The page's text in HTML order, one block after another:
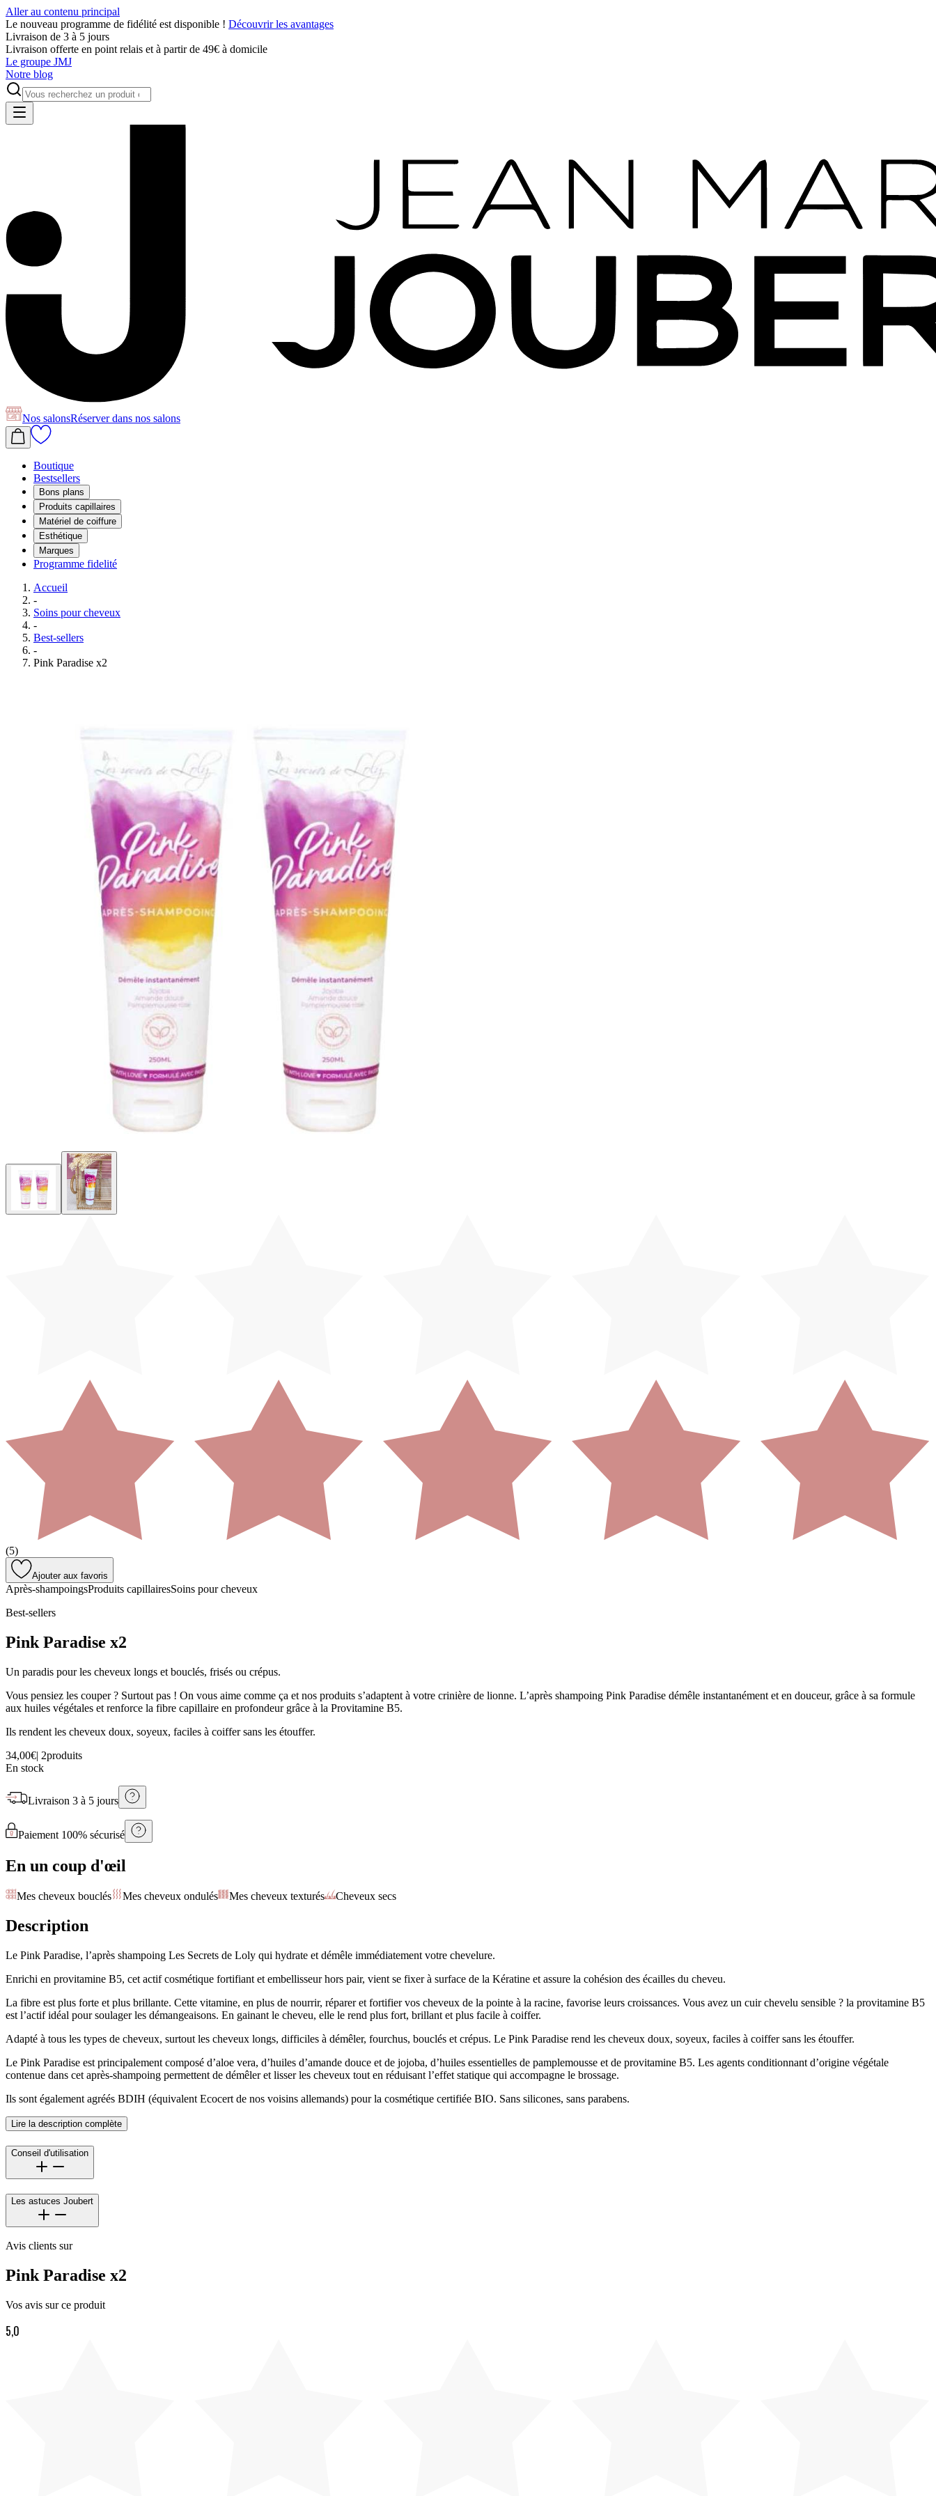
Aller au contenu principal
Le nouveau programme de fidélité est disponible ! Découvrir les avantages
Livraison de 3 à 5 jours
Livraison offerte en point relais et à partir de 49€ à domicile
Le groupe JMJ
Notre blog
Nos salonsRéserverdans nos salons
Boutique
Bestsellers
Bons plans
Produits capillaires
Matériel de coiffure
Esthétique
Marques
Programme fidelité
Accueil
-
Soins pour cheveux
-
Best-sellers
-
Pink Paradise x2
(5)
Ajouter aux favoris
Après-shampoingsProduits capillairesSoins pour cheveux
Best-sellers
Pink Paradise x2
Un paradis pour les cheveux longs et bouclés, frisés ou crépus.
Vous pensiez les couper ? Surtout pas ! On vous aime comme ça et nos produits s’adaptent à votre crinière de lionne. L’après shampoing Pink Paradise démêle instantanément et en douceur, grâce à sa formule
aux huiles végétales et renforce la fibre capillaire en profondeur grâce à la Provitamine B5.
Ils rendent les cheveux doux, soyeux, faciles à coiffer sans les étouffer.
34,00€| 2produits
En stock
Livraison 3 à 5 jours
Paiement 100% sécurisé
En un coup d'œil
Mes cheveux bouclés Mes cheveux ondulés Mes cheveux texturés Cheveux secs
Description
Le Pink Paradise, l’après shampoing Les Secrets de Loly qui hydrate et démêle immédiatement votre chevelure.
Enrichi en provitamine B5, cet actif cosmétique fortifiant et embellisseur hors pair, vient se fixer à surface de la Kératine et assure la cohésion des écailles du cheveu.
La fibre est plus forte et plus brillante. Cette vitamine, en plus de nourrir, réparer et fortifier vos cheveux de la pointe à la racine, favorise leurs croissances. Vous avez un cuir chevelu sensible ? la provitamine B5
est l’actif idéal pour soulager les démangeaisons. En gainant le cheveu, elle le rend plus fort, brillant et plus facile à coiffer.
Adapté à tous les types de cheveux, surtout les cheveux longs, difficiles à démêler, fourchus, bouclés et crépus. Le Pink Paradise rend les cheveux doux, soyeux, faciles à coiffer sans les étouffer.
Le Pink Paradise est principalement composé d’aloe vera, d’huiles d’amande douce et de jojoba, d’huiles essentielles de pamplemousse et de provitamine B5. Les agents conditionnant d’origine végétale
contenue dans cet après-shampoing permettent de démêler et lisser les cheveux tout en réduisant l’effet statique qui accompagne le brossage.
Ils sont également agréés BDIH (équivalent Ecocert de nos voisins allemands) pour la cosmétique certifiée BIO. Sans silicones, sans parabens.
Lire la description complète
Conseil d'utilisation
Les astuces Joubert
Avis clients sur
Pink Paradise x2
Vos avis sur ce produit
5,0